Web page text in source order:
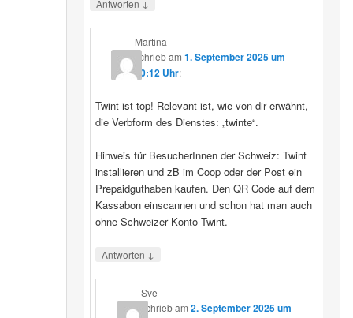
Antworten ↓
Martina
schriebam1. September 2025 um
20:12 Uhr:
Twint ist top! Relevant ist, wie von dir erwähnt,
die Verbform des Dienstes: „twinte“.
Hinweis für BesucherInnen der Schweiz: Twint
installieren und zB im Coop oder der Post ein
Prepaidguthaben kaufen. Den QR Code auf dem
Kassabon einscannen und schon hat man auch
ohne Schweizer Konto Twint.
Antworten ↓
Sve
schriebam 2. September 2025 um